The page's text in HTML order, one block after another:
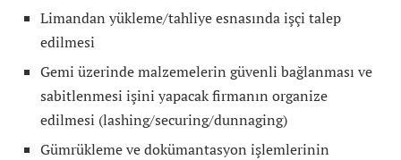
Limandan yükleme/tahliye esnasında işçi talep
edilmesi
Gemi üzerinde malzemelerin güvenli bağlanması ve
sabitlenmesi işini yapacak firmanın organize
edilmesi (lashing/securing/dunnaging)
Gümrükleme ve dokümantasyon işlemlerinin